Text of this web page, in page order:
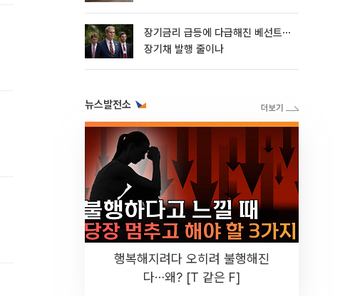
장기금리 급등에 다급해진 베선트⋯
장기채 발행 줄이나
뉴스발전소
행복해지려다 오히려 불행해진
다⋯왜? [T 같은 F]